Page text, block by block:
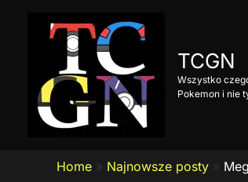
TCGN
Wszystko
Pokemon i nie
Home » Najnowsze posty »